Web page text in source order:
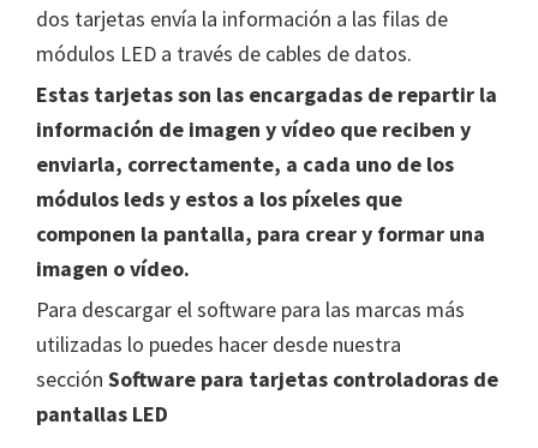
dos tarjetas envía la información a las filas de
módulos LED a través de cables de datos.
Estas tarjetas son las encargadas de repartir la
información de imagen y vídeo que reciben y
enviarla, correctamente, a cada uno de los
módulos leds y estos a los píxeles que
componen la pantalla, para crear y formar una
imagen o vídeo.
Para descargar el software para las marcas más
utilizadas lo puedes hacer desde nuestra
sección Software para tarjetas controladoras de
pantallas LED